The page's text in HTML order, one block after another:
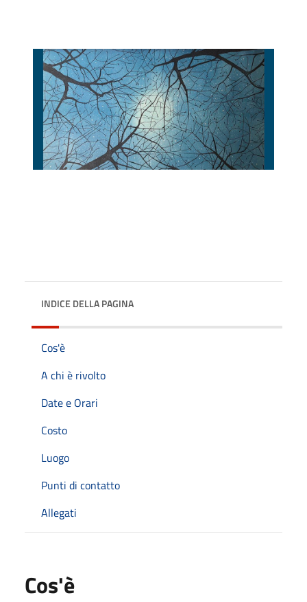
INDICE DELLA PAGINA
Cos'è
A chi è rivolto
Date e Orari
Costo
Luogo
Punti di contatto
Allegati
Cos'è